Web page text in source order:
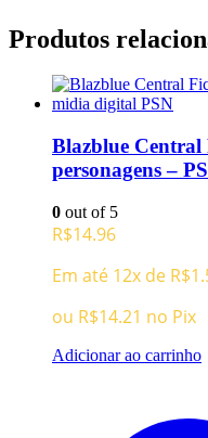
Produtos
Blazblue
personagens –
0 out of 5
R$14.96
Em até 12x de R$
ou R$14.21 no Pix
Adicionar ao carrinho